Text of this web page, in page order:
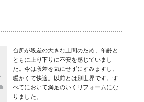
台所が段差の大きな土間のため、年齢と
ともに上り下りに不安を感じていまし
た。今は段差を気にせずにすみますし、
暖かくて快適。以前とは別世界です。す
べてにおいて満足のいくリフォームにな
りました。